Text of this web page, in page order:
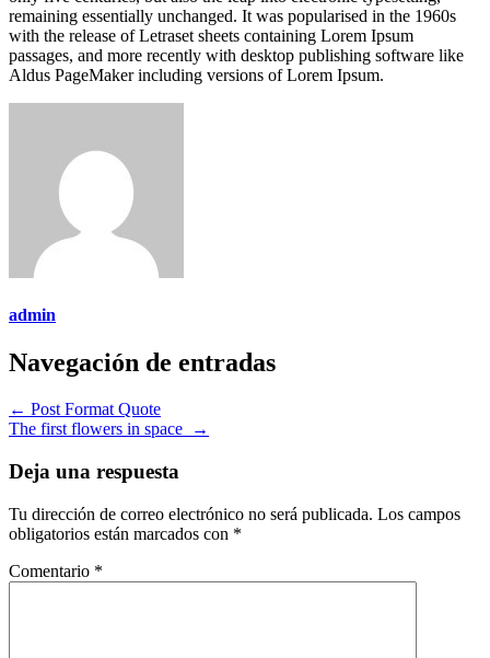
remaining essentially unchanged. It was popularised in the 1960s
with the release of Letraset sheets containing Lorem Ipsum
passages, and more recently with desktop publishing software like
Aldus PageMaker including versions of Lorem Ipsum.
admin
Navegación de entradas
← Post Format Quote
The first flowers in space
→
Deja una respuesta
Tu dirección de correo electrónico no será publicada. Los campos
obligatorios están marcados con *
Comentario *